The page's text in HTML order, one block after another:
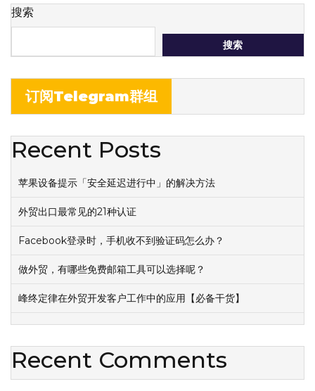
搜索
搜索
订阅Telegram群组
Recent Posts
苹果设备提示「安全延迟进行中」的解决方法
外贸出口最常见的21种认证
Facebook登录时，手机收不到验证码怎么办？
做外贸，有哪些免费邮箱工具可以选择呢？
峰终定律在外贸开发客户工作中的应用【必备干货】
Recent Comments